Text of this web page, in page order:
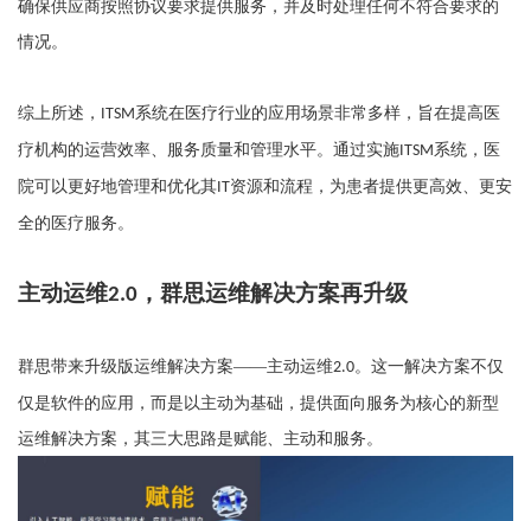
确保供应商按照协议要求提供服务，并及时处理任何不符合要求的
情况。
综上所述， ITSM 系统在医疗行业的应用场景非常多样，旨在提高医
疗机构的运营效率、服务质量和管理水平。通过实施 ITSM 系统，医
院可以更好地管理和优化其 IT资源和流程，为患者提供更高效、更安
全的医疗服务。
主动运维2.0 ， 群思运维解决方案再升级
群思带来升级版运维解决方案——主动运维2.0。 这一解决方案不仅
仅是软件的应用，而是以主动为基础，提供面向服务为核心的新型
运维解决方案 ， 其三大思路是赋能、主动和服务。